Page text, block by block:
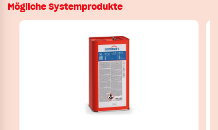
Mögliche Systemprodukte